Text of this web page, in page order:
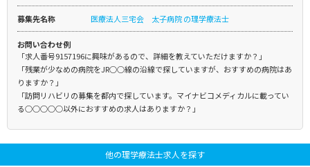
募集先名称 医療法人三宅会 太子病院 の理学療法士
お問い合わせ例
「求人番号9157196に興味があるので、詳細を教えていただけますか？」
「残業が少なめの病院をJR○○線の沿線で探していますが、おすすめの病院はあ
りますか？」
「訪問リハビリの募集を都内で探しています。マイナビコメディカルに載ってい
る○○○○○以外におすすめの求人はありますか？」
他の理学療法士求人を探す